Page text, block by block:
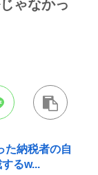
ゃなかっ
た納税者の自
るw...